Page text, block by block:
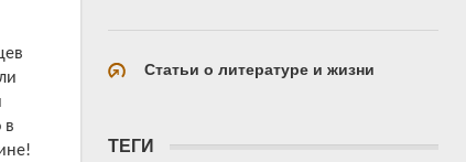
в
Статьи о литературе и жизни
ТЕГИ